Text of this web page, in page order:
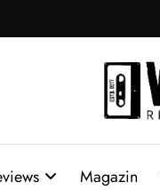
Magazin